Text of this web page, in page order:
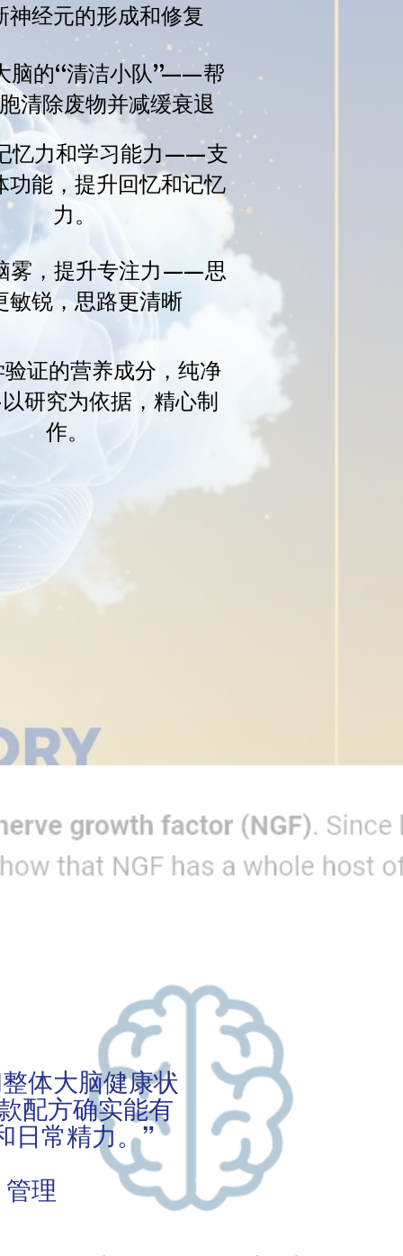
神经元的形成和修复
脑的“清洁小队”——帮
清除废物并减缓衰退
忆力和学习能力——支
功能，提升回忆和记忆
力。
雾，提升专注力——思
敏锐，思路更清晰
证的营养成分，纯净
研究为依据，精心制
作。
体大脑健康状
配方确实能有
日常精力。”
理